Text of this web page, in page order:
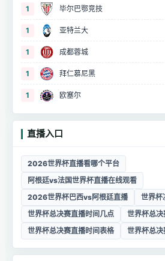
1 毕尔巴鄂竞技
1 亚特兰大
1 成都蓉城
1 拜仁慕尼黑
1 欧塞尔
直播入口
2026世界杯直播看哪个平台
阿根廷vs法国世界杯直播在线观看
2026世界杯巴西vs阿根廷直播
世界杯
世界杯总决赛直播时间几点
世界杯总
世界杯总决赛直播时间表格
世界杯总